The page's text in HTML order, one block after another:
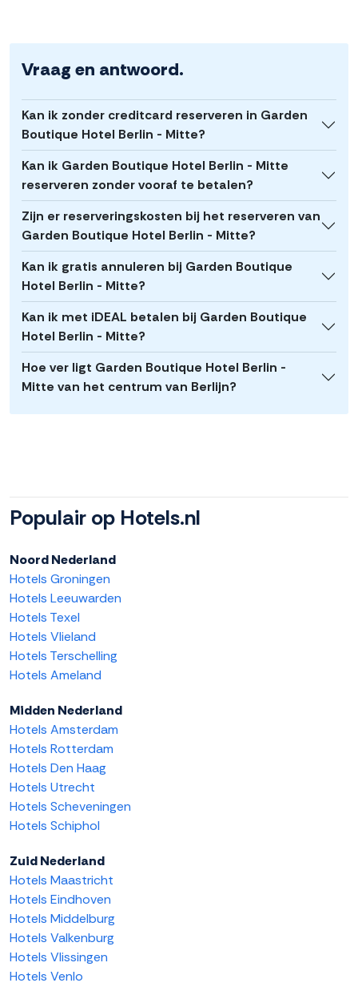
Vraag en antwoord.
Kan ik zonder creditcard reserveren in Garden
Boutique Hotel Berlin - Mitte?
Kan ik Garden Boutique Hotel Berlin - Mitte
reserveren zonder vooraf te betalen?
Zijn er reserveringskosten bij het reserveren van
Garden Boutique Hotel Berlin - Mitte?
Kan ik gratis annuleren bij Garden Boutique
Hotel Berlin - Mitte?
Kan ik met iDEAL betalen bij Garden Boutique
Hotel Berlin - Mitte?
Hoe ver ligt Garden Boutique Hotel Berlin -
Mitte van het centrum van Berlijn?
Populair op Hotels.nl
Noord Nederland
Hotels Groningen
Hotels Leeuwarden
Hotels Texel
Hotels Vlieland
Hotels Terschelling
Hotels Ameland
Midden Nederland
Hotels Amsterdam
Hotels Rotterdam
Hotels Den Haag
Hotels Utrecht
Hotels Scheveningen
Hotels Schiphol
Zuid Nederland
Hotels Maastricht
Hotels Eindhoven
Hotels Middelburg
Hotels Valkenburg
Hotels Vlissingen
Hotels Venlo